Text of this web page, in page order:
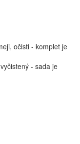
očisti - komplet je
- sada je